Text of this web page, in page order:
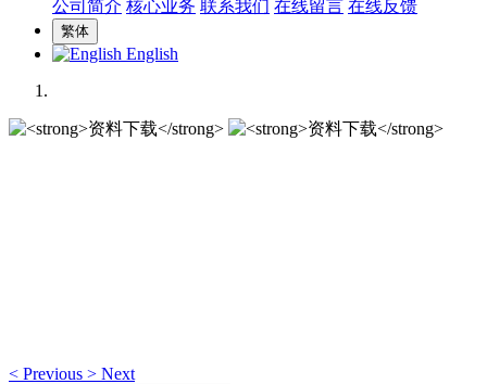
公司简介 核心业务 联系我们 在线留言 在线反馈
繁体
English
< Previous > Next